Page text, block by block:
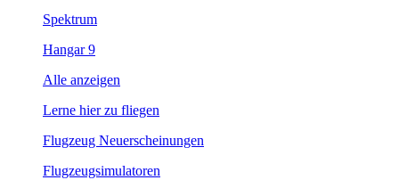
Spektrum
Hangar 9
Alle anzeigen
Lerne hier zu fliegen
Flugzeug Neuerscheinungen
Flugzeugsimulatoren